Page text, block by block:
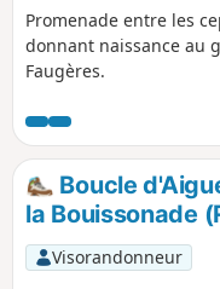
randonnée
car il n'y a pas
Promenade entre les
donnant naissance au
Faugères.
Boucle
la Bouissonade
Visorandonneur